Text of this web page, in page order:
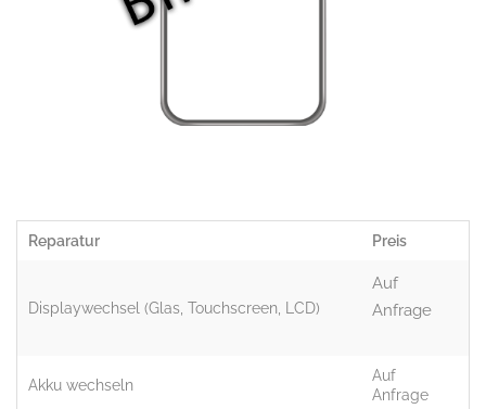
Reparatur Preis
Displaywechsel (Glas, Touchscreen, LCD)
Auf
Anfrage
Akku wechseln
Auf
Anfrage